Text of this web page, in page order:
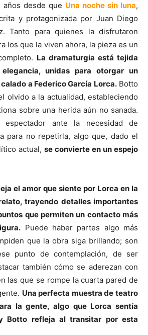
años desde que Una noche sin luna,
y protagonizada por Juan Diego
Tanto para quienes la disfrutaron
los que la viven ahora, la pieza es un
La dramaturgia está tejida
unidas para otorgar un
a Federico García Lorca.Botto
olvido a la actualidad, estableciendo
sobre una herida aún no sanada.
espectador ante la necesidad de
para no repetirla, algo que, dado el
actual, se convierte en un espejo
el amor que siente por Lorca en la
trayendo detalles importantes
que permiten un contacto más
Puede haber partes algo más
que la obra siga brillando; son
punto de contemplación, de ser
también cómo se aderezan con
las que se rompe la cuarta pared de
Una perfecta muestra de teatro
la gente, algo que Lorca sentía
Botto refleja al transitar por esta